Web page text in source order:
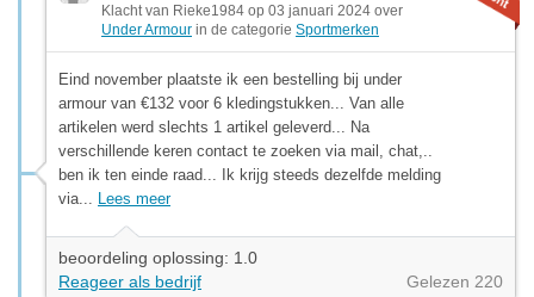
Klacht van Rieke1984 op 03 januari 2024 over
Under Armour in de categorie Sportmerken
Eind november plaatste ik een bestelling bij under
armour van €132 voor 6 kledingstukken... Van alle
artikelen werd slechts 1 artikel geleverd... Na
verschillende keren contact te zoeken via mail, chat,..
ben ik ten einde raad... Ik krijg steeds dezelfde melding
via... Lees meer
beoordeling oplossing: 1.0
Reageer als bedrijf
Gelezen 220